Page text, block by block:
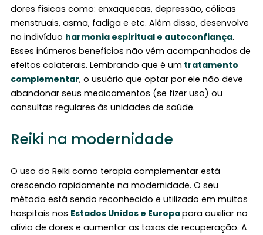
dores físicas como: enxaquecas, depressão, cólicas
menstruais, asma, fadiga e etc. Além disso, desenvolve
no indivíduo harmonia espiritual e autoconfiança.
Esses inúmeros benefícios não vêm acompanhados de
efeitos colaterais. Lembrando que é um tratamento
complementar, o usuário que optar por ele não deve
abandonar seus medicamentos (se fizer uso) ou
consultas regulares às unidades de saúde.
Reiki na modernidade
O uso do Reiki como terapia complementar está
crescendo rapidamente na modernidade. O seu
método está sendo reconhecido e utilizado em muitos
hospitais nos Estados Unidos e Europapara auxiliar no
alívio de dores e aumentar as taxas de recuperação. A